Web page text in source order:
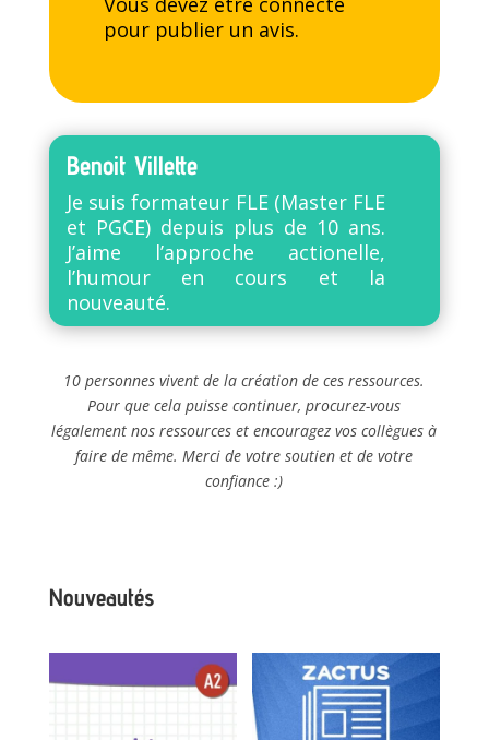
pour publier un avis.
Benoit Villette
Je suis formateur FLE (Master FLE
et PGCE) depuis plus de 10 ans.
J’aime l’approche actionelle,
l’humour en cours et la
nouveauté.
10 personnes vivent de la création de ces ressources.
Pour que cela puisse continuer, procurez-vous
légalement nos ressources et encouragez vos collègues à
faire de même. Merci de votre soutien et de votre
confiance :)
Nouveautés